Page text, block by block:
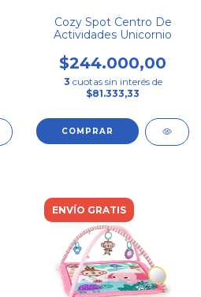
Cozy Spot Centro De
Actividades Unicornio
$244.000,00
3 cuotas sin interés de
$81.333,33
ENVÍO GRATIS